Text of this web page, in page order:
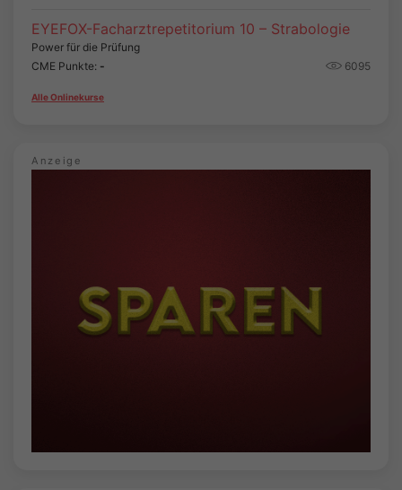
EYEFOX-Facharztrepetitorium 10 – Strabologie
Power für die Prüfung
CME Punkte: - 6095
Alle Onlinekurse